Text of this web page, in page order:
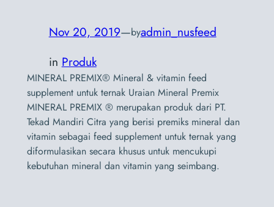
Nov 20, 2019—byadmin_nusfeed
in Produk
MINERAL PREMIX® Mineral & vitamin feed
supplement untuk ternak Uraian Mineral Premix
MINERAL PREMIX ® merupakan produk dari PT.
Tekad Mandiri Citra yang berisi premiks mineral dan
vitamin sebagai feed supplement untuk ternak yang
diformulasikan secara khusus untuk mencukupi
kebutuhan mineral dan vitamin yang seimbang.